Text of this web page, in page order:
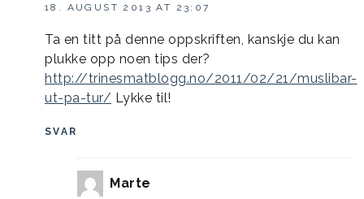
18. AUGUST 2013 AT 23:07
Ta en titt på denne oppskriften, kanskje du kan
plukke opp noen tips der?
http://trinesmatblogg.no/2011/02/21/muslibar-
ut-pa-tur/ Lykke til!
SVAR
Marte